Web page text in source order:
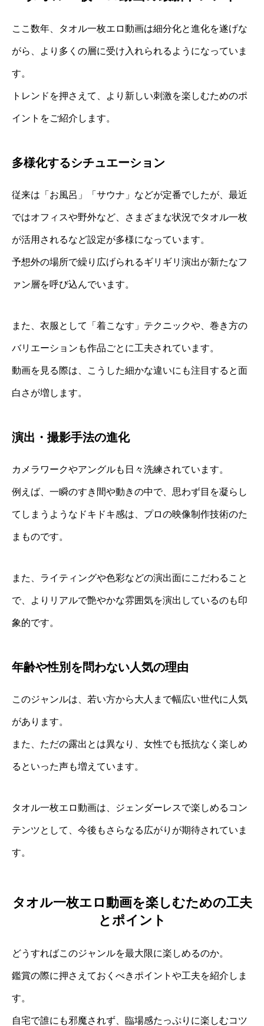
ここ数年、タオル一枚エロ動画は細分化と進化を遂げな
がら、より多くの層に受け入れられるようになっていま
す。
トレンドを押さえて、より新しい刺激を楽しむためのポ
イントをご紹介します。
多様化するシチュエーション
従来は「お風呂」「サウナ」などが定番でしたが、最近
ではオフィスや野外など、さまざまな状況でタオル一枚
が活用されるなど設定が多様になっています。
予想外の場所で繰り広げられるギリギリ演出が新たなフ
ァン層を呼び込んでいます。
また、衣服として「着こなす」テクニックや、巻き方の
バリエーションも作品ごとに工夫されています。
動画を見る際は、こうした細かな違いにも注目すると面
白さが増します。
演出・撮影手法の進化
カメラワークやアングルも日々洗練されています。
例えば、一瞬のすき間や動きの中で、思わず目を凝らし
てしまうようなドキドキ感は、プロの映像制作技術のた
まものです。
また、ライティングや色彩などの演出面にこだわること
で、よりリアルで艶やかな雰囲気を演出しているのも印
象的です。
年齢や性別を問わない人気の理由
このジャンルは、若い方から大人まで幅広い世代に人気
があります。
また、ただの露出とは異なり、女性でも抵抗なく楽しめ
るといった声も増えています。
タオル一枚エロ動画は、ジェンダーレスで楽しめるコン
テンツとして、今後もさらなる広がりが期待されていま
す。
タオル一枚エロ動画を楽しむための工夫
とポイント
どうすればこのジャンルを最大限に楽しめるのか。
鑑賞の際に押さえておくべきポイントや工夫を紹介しま
す。
自宅で誰にも邪魔されず、臨場感たっぷりに楽しむコツ